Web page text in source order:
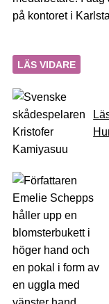
på kontoret i
LÄS VIDARE